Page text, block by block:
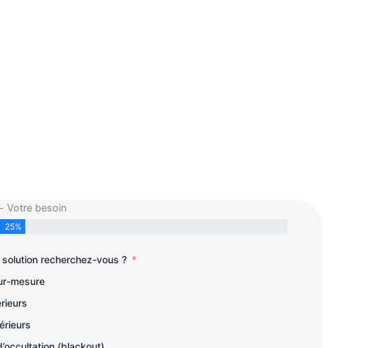
Votre besoin
25%
recherchez-vous ?
mesure